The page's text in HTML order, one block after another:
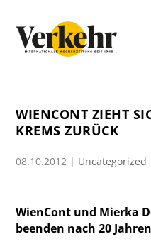
WIENCONT ZIEHT
KREMS ZURÜCK
08.10.2012 | Uncategorized
WienCont und Mierka
beenden nach 20